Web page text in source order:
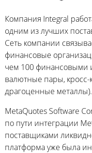
Компания Integral
одним из лучших
Сеть компании
финансовые
чем 100 финансовыми
валютные пары, кросс-
драгоценные металлы).
MetaQuotes Software
по пути интеграции
поставщиками
платформа уже была